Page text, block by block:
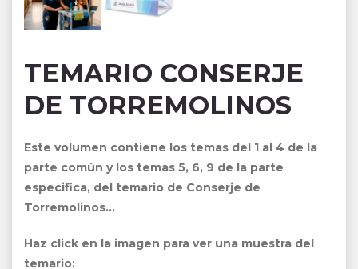
TEMARIO CONSERJE
DE TORREMOLINOS
Este volumen contiene los temas del 1 al 4 de la
parte común y los temas 5, 6, 9 de la parte
especifica, del temario de Conserje de
Torremolinos…
Haz click en la imagen para ver una muestra del
temario: